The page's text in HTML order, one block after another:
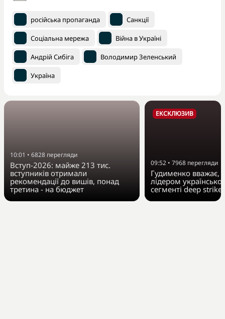
російська пропаганда Санкції
Соціальна мережа Війна в Україні
Андрій Сибіга Володимир Зеленський
Україна
10:01 • 6828 перегляди
Вступ-2026: майже 213 тис.
вступників отримали
рекомендації до вишів, понад
третина - на бюджет
ЕКСКЛЮЗИВ
09:52 • 7968 перегляди
Гудименко вважає,
лідером
сегменті deep strike